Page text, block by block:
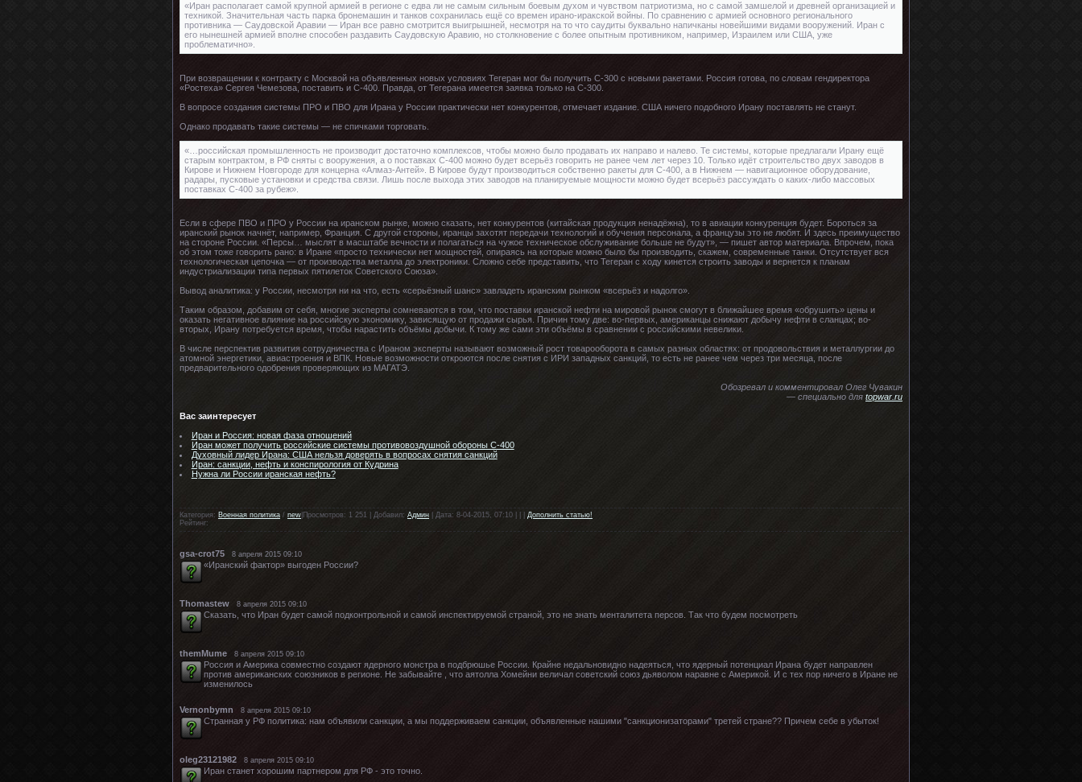
«Иран располагает самой крупной армией в регионе с едва ли не самым сильным боевым духом и чувством патриотизма, но с самой замшелой и древней организацией и
техникой. Значительная часть парка бронемашин и танков сохранилась ещё со времен ирано-иракской войны. По сравнению с армией основного регионального
противника — Саудовской Аравии — Иран все равно смотрится выигрышней, несмотря на то что саудиты буквально напичканы новейшими видами вооружений. Иран с
его нынешней армией вполне способен раздавить Саудовскую Аравию, но столкновение с более опытным противником, например, Израилем или США, уже
проблематично».
При возвращении к контракту с Москвой на объявленных новых условиях Тегеран мог бы получить С-300 с новыми ракетами. Россия готова, по словам гендиректора
«Ростеха» Сергея Чемезова, поставить и С-400. Правда, от Тегерана имеется заявка только на С-300.
В вопросе создания системы ПРО и ПВО для Ирана у России практически нет конкурентов, отмечает издание. США ничего подобного Ирану поставлять не станут.
Однако продавать такие системы — не спичками торговать.
«…российская промышленность не производит достаточно комплексов, чтобы можно было продавать их направо и налево. Те системы, которые предлагали Ирану ещё
старым контрактом, в РФ сняты с вооружения, а о поставках С-400 можно будет всерьёз говорить не ранее чем лет через 10. Только идёт строительство двух заводов в
Кирове и Нижнем Новгороде для концерна «Алмаз-Антей». В Кирове будут производиться собственно ракеты для С-400, а в Нижнем — навигационное оборудование,
радары, пусковые установки и средства связи. Лишь после выхода этих заводов на планируемые мощности можно будет всерьёз рассуждать о каких-либо массовых
поставках С-400 за рубеж».
Если в сфере ПВО и ПРО у России на иранском рынке, можно сказать, нет конкурентов (китайская продукция ненадёжна), то в авиации конкуренция будет. Бороться за
иранский рынок начнёт, например, Франция. С другой стороны, иранцы захотят передачи технологий и обучения персонала, а французы это не любят. И здесь преимущество
на стороне России. «Персы… мыслят в масштабе вечности и полагаться на чужое техническое обслуживание больше не будут», — пишет автор материала. Впрочем, пока
об этом тоже говорить рано: в Иране «просто технически нет мощностей, опираясь на которые можно было бы производить, скажем, современные танки. Отсутствует вся
технологическая цепочка — от производства металла до электроники. Сложно себе представить, что Тегеран с ходу кинется строить заводы и вернется к планам
индустриализации типа первых пятилеток Советского Союза».
Вывод аналитика: у России, несмотря ни на что, есть «серьёзный шанс» завладеть иранским рынком «всерьёз и надолго».
Таким образом, добавим от себя, многие эксперты сомневаются в том, что поставки иранской нефти на мировой рынок смогут в ближайшее время «обрушить» цены и
оказать негативное влияние на российскую экономику, зависящую от продажи сырья. Причин тому две: во-первых, американцы снижают добычу нефти в сланцах; во-
вторых, Ирану потребуется время, чтобы нарастить объёмы добычи. К тому же сами эти объёмы в сравнении с российскими невелики.
В числе перспектив развития сотрудничества с Ираном эксперты называют возможный рост товарооборота в самых разных областях: от продовольствия и металлургии до
атомной энергетики, авиастроения и ВПК. Новые возможности откроются после снятия с ИРИ западных санкций, то есть не ранее чем через три месяца, после
предварительного одобрения проверяющих из МАГАТЭ.
Обозревал и комментировал Олег Чувакин
— специально для topwar.ru
Вас заинтересует
Иран и Россия: новая фаза отношений
Иран может получить российские системы противовоздушной обороны С-400
Духовный лидер Ирана: США нельзя доверять в вопросах снятия санкций
Иран: санкции, нефть и конспирология от Кудрина
Нужна ли России иранская нефть?
Категория: Военная политика / new |Просмотров: 1 251 | Добавил: Админ | Дата: 8-04-2015, 07:10 | | | Дополнить статью!
Рейтинг:
gsa-crot75 8 апреля 2015 09:10
«Иранский фактор» выгоден России?
Thomastew 8 апреля 2015 09:10
Сказать, что Иран будет самой подконтрольной и самой инспектируемой страной, это не знать менталитета персов. Так что будем посмотреть
themMume 8 апреля 2015 09:10
Россия и Америка совместно создают ядерного монстра в подбрюшье России. Крайне недальновидно надеяться, что ядерный потенциал Ирана будет направлен
против американских союзников в регионе. Не забывайте , что аятолла Хомейни величал советский союз дьяволом наравне с Америкой. И с тех пор ничего в Иране не
изменилось
Vernonbymn 8 апреля 2015 09:10
Странная у РФ политика: нам объявили санкции, а мы поддерживаем санкции, объявленные нашими "санкционизаторами" третей стране?? Причем себе в убыток!
oleg23121982 8 апреля 2015 09:10
Иран станет хорошим партнером для РФ - это точно.